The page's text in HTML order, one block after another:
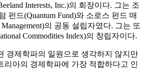
Interests, Inc.)의 회장이다. 그는 조
펀드(Quantum Fund)와 소로스 펀드 매
의 공동 설립자였다. 그는 또
Commodities Index)의 창립자이다.
경제학파의 일원으로 생각하지 않지만
리아의 경제학파에 가장 적합하다고 인